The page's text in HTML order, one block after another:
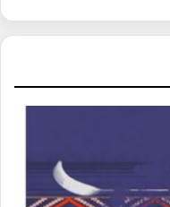
غیر سینمایی